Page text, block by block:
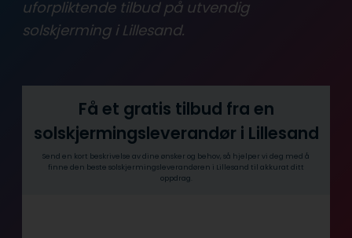
uforpliktende tilbud på utvendig
solskjerming i Lillesand.
Få et gratis tilbud fra en
solskjermingsleverandør i Lillesand
Send en kort beskrivelse av dine ønsker og behov, så hjelper vi deg med å
finne den beste solskjermingsleverandøren i Lillesand til akkurat ditt
oppdrag.